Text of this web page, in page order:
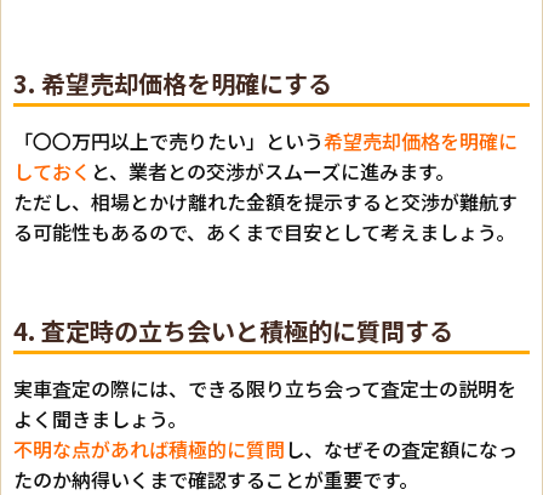
3. 希望売却価格を明確にする
「〇〇万円以上で売りたい」という希望売却価格を明確に
しておく と、業者との交渉がスムーズに進みます。
ただし、相場とかけ離れた金額を提示すると交渉が難航す
る可能性もあるので、あくまで目安として考えましょう。
4. 査定時の立ち会いと積極的に質問する
実車査定の際には、できる限り立ち会って査定士の説明を
よく聞きましょう。
不明な点があれば積極的に質問 し、なぜその査定額になっ
たのか納得いくまで確認することが重要です。